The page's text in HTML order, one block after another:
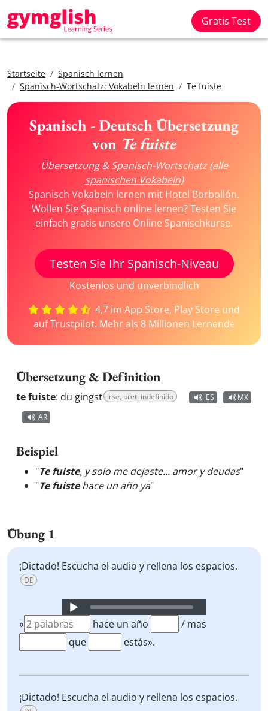
Gratis Test
Startseite
Spanisch lernen
Spanisch-Wortschatz: Vokabeln lernen
Te fuiste
Spanisch - Deutsch Übersetzung
von Te fuiste
Übersetzung & Spanisch-Wortschatz(alle
spanischen Vokabeln)
Spanisch Vokabeln lernen mit Hotel Borbollón.
Wollen SieSpanisch online lernen? Testen Sie
einfach gratis unsere Online Spanischkurse.
Testen Sie Ihr Spanisch-Niveau
Kostenlos und unverbindlich
4,7 im App Store, Play Store und
auf Trustpilot. Mehr als 8 Millionen Lernende
Übersetzung & Definition
te fuiste: du gingst irse, pret. indefinido ES
MX
AR
Beispiel
"Te fuiste, y solo me dejaste... amor y deudas"
"Te fuistehace un año ya"
Übung 1
¡Dictado! Escucha el audio y rellena los espacios.
DE
Audio
Player
« hace un año
/ mas
que
estás».
¡Dictado! Escucha el audio y rellena los espacios.